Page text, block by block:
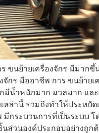
นย้ายเครื่องจักร มีมากขึ้
กร มืออาชีพ การ ขนย้าย
มีน้ำหนักมาก มวลมาก แ
ล่านี้ รวมถึงทำให้ประห
ระบวนการที่เป็นระบบ โ
ส่วนองค์ประกอบอย่างถู